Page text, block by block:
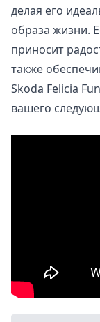
делая его
образа жизни.
приносит
также
Skoda Felicia
вашего